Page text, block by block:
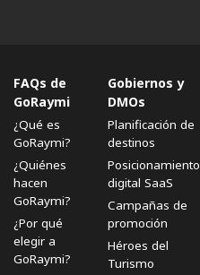
FAQs de
GoRaymi
¿Qué es
GoRaymi?
¿Quiénes
hacen
GoRaymi?
¿Por qué
elegir a
GoRaymi?
Gobiernos y
DMOs
Planificación de
destinos
Posicionamiento
digital SaaS
Campañas de
promoción
Héroes del
Turismo